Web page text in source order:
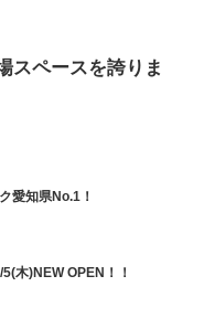
愛知県No.1！
木)NEW OPEN！！